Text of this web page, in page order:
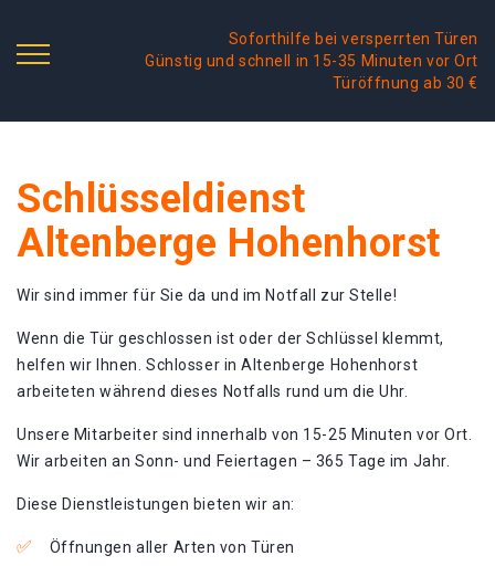
Soforthilfe bei versperrten Türen
Günstig und schnell in 15-35 Minuten vor Ort
Türöffnung ab 30 €
Schlüsseldienst
Altenberge Hohenhorst
Wir sind immer für Sie da und im Notfall zur Stelle!
Wenn die Tür geschlossen ist oder der Schlüssel klemmt,
helfen wir Ihnen. Schlosser in Altenberge Hohenhorst
arbeiteten während dieses Notfalls rund um die Uhr.
Unsere Mitarbeiter sind innerhalb von 15-25 Minuten vor Ort.
Wir arbeiten an Sonn- und Feiertagen – 365 Tage im Jahr.
Diese Dienstleistungen bieten wir an:
Öffnungen aller Arten von Türen